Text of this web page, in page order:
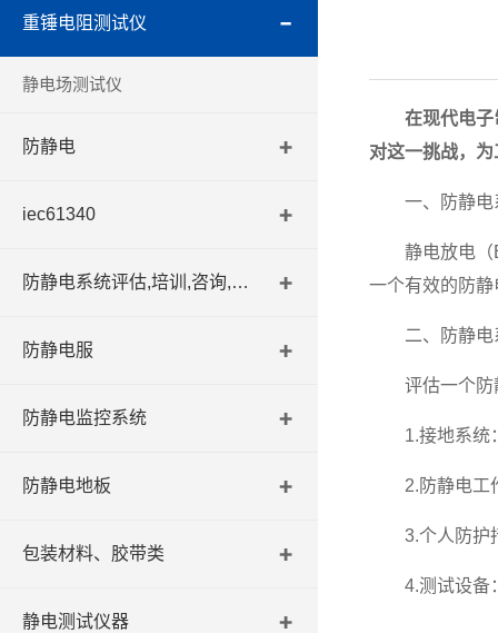
重锤电阻测试仪
静电场测试仪
防静电
iec61340
防静电系统评估,培训,咨询,认证
防静电服
防静电监控系统
防静电地板
包装材料、胶带类
静电测试仪器
在现代电
对这一挑战，
一、防静电
静电放电（
一个有效的防
二、防静电
评估一个防静
1.接地系统：
2.防静电工作
3.个人防护措
4.测试设备：